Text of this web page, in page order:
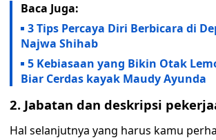
Baca Juga:
3 Tips Percaya Diri Berbicara di
Najwa Shihab
5 Kebiasaan yang Bikin Otak
Biar Cerdas kayak Maudy Ayunda
2. Jabatan dan deskripsi
Hal selanjutnya yang harus kamu